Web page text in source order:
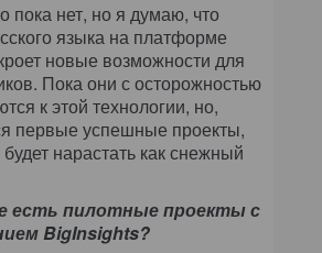
пока нет, но я думаю, что
языка на платформе
новые возможности для
Пока они с осторожностью
к этой технологии, но,
первые успешные проекты,
нарастать как снежный
есть пилотные проекты с
BigInsights?